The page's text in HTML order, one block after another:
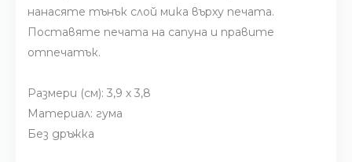
нанасяте тънък слой мика върху печата.
Поставяте печата на сапуна и правите
отпечатък.
Размери (см): 3,9 х 3,8
Материал: гума
Без дръжка